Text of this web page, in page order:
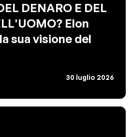
DENARO E DEL
Elon
sua visione del
30 luglio 2026